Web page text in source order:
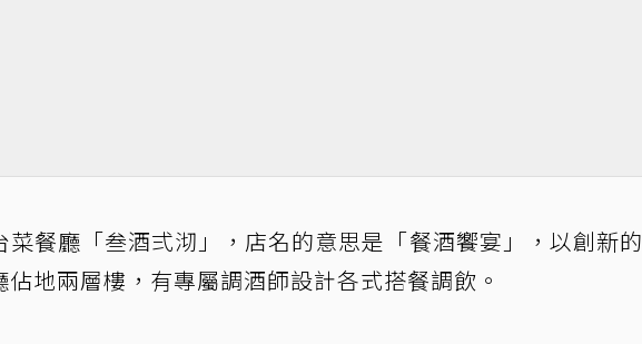
餐廳「叁酒弍沏」，店名的意思是「餐酒饗宴」，以創新的
地兩層樓，有專屬調酒師設計各式搭餐調飲。